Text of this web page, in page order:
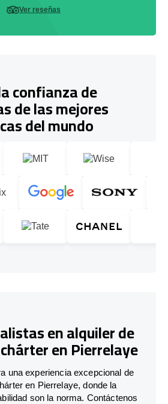
Ver reseñas
confianza de
de las mejores
del mundo
en alquiler de
en Pierrelaye
una experiencia excepcional de
en Pierrelaye, donde la
son la norma. Contáctenos